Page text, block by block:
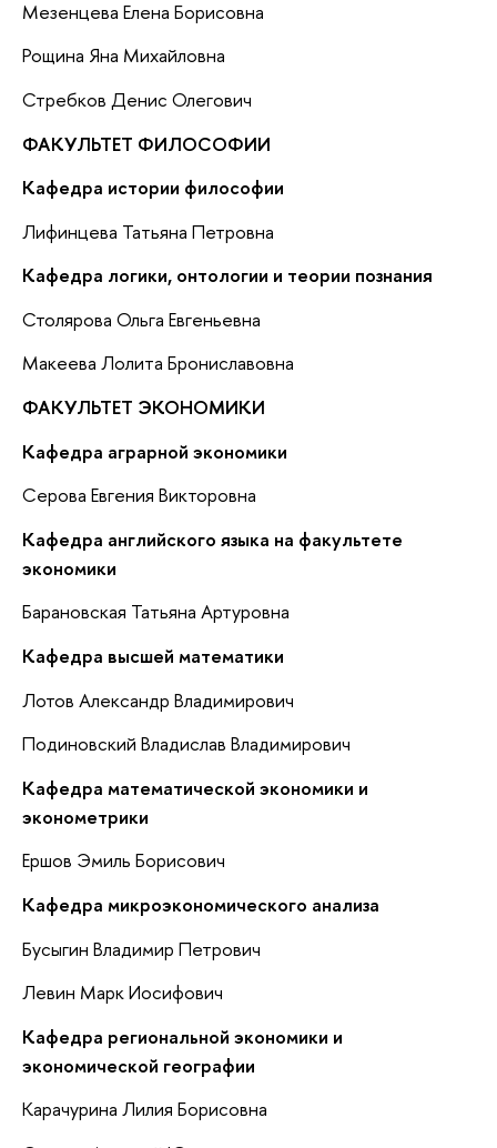
Мезенцева Елена Борисовна
Рощина Яна Михайловна
Стребков Денис Олегович
ФАКУЛЬТЕТ ФИЛОСОФИИ
Кафедра истории философии
Лифинцева Татьяна Петровна
Кафедра логики, онтологии и теории познания
Столярова Ольга Евгеньевна
Макеева Лолита Брониславовна
ФАКУЛЬТЕТ ЭКОНОМИКИ
Кафедра аграрной экономики
Серова Евгения Викторовна
Кафедра английского языка на факультете
экономики
Барановская Татьяна Артуровна
Кафедра высшей математики
Лотов Александр Владимирович
Подиновский Владислав Владимирович
Кафедра математической экономики и
эконометрики
Ершов Эмиль Борисович
Кафедра микроэкономического анализа
Бусыгин Владимир Петрович
Левин Марк Иосифович
Кафедра региональной экономики и
экономической географии
Карачурина Лилия Борисовна